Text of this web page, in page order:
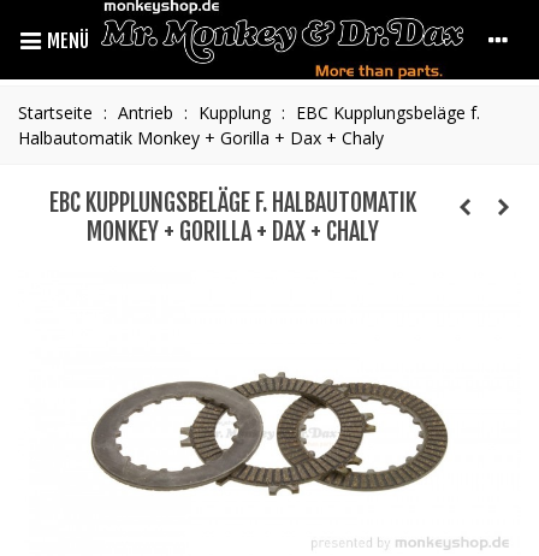
MENÜ
Startseite : Antrieb : Kupplung : EBC Kupplungsbeläge f.
Halbautomatik Monkey + Gorilla + Dax + Chaly
EBC KUPPLUNGSBELÄGE F. HALBAUTOMATIK
MONKEY + GORILLA + DAX + CHALY